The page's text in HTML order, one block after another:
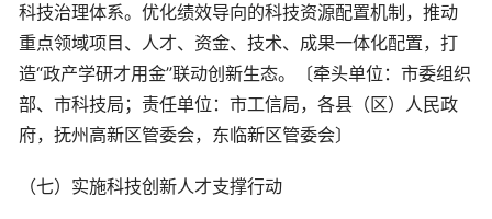
科技治理体系。优化绩效导向的科技资源配置机制，推动
重点领域项目、人才、资金、技术、成果一体化配置，打
造“政产学研才用金”联动创新生态。〔牵头单位：市委组织
部、市科技局；责任单位：市工信局，各县（区）人民政
府，抚州高新区管委会，东临新区管委会〕
（七）实施科技创新人才支撑行动